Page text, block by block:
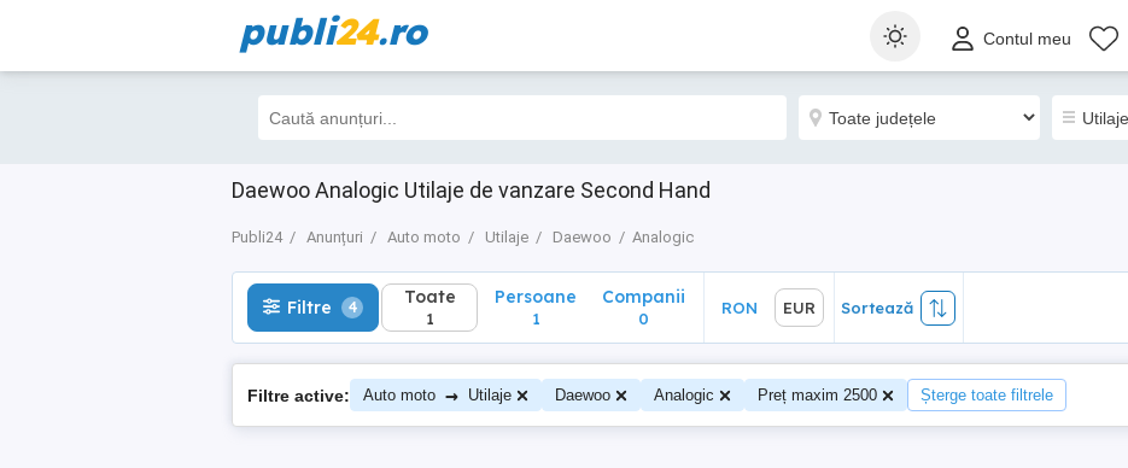
publi24.ro Contul meu
Daewoo Analogic Utilaje de vanzare Second Hand
Publi24 Anunțuri Auto moto Utilaje Daewoo Analogic
Filtre 4 Toate
1
Sortează
Filtre 4 Toate
1
Persoane
1
Companii
0
RON EUR Sortează
Filtre active: Auto moto → Utilaje Daewoo Analogic Preț maxim 2500 Șterge toate filtrele